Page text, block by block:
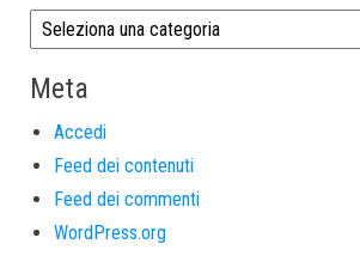
Meta
Accedi
Feed dei contenuti
Feed dei commenti
WordPress.org